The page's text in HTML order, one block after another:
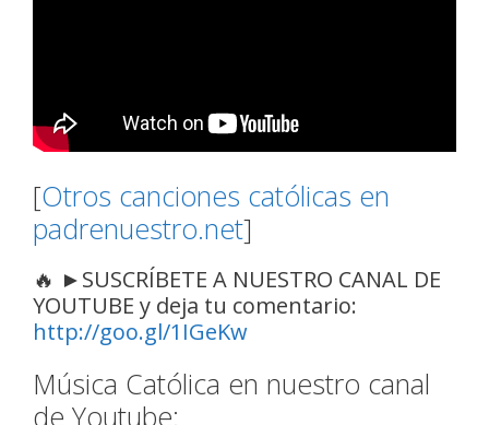
[Otros canciones católicas en
padrenuestro.net]
🔥 ►SUSCRÍBETE A NUESTRO CANAL DE
YOUTUBE y deja tu comentario:
http://goo.gl/1IGeKw
Música Católica en nuestro canal
de Youtube: